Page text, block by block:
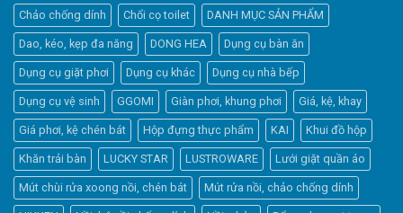
Chảo chống dính Chổi cọ toilet DANH MỤC SẢN PHẨM
Dao, kéo, kẹp đa năng DONG HEA Dụng cụ bàn ăn
Dụng cụ giặt phơi Dụng cụ khác Dụng cụ nhà bếp
Dụng cụ vệ sinh GGOMI Giàn phơi, khung phơi Giá, kệ, khay
Giá phơi, kệ chén bát Hộp đựng thực phẩm KAI Khui đồ hộp
Khăn trải bàn LUCKY STAR LUSTROWARE Lưới giặt quần áo
Mút chùi rửa xoong nồi, chén bát Mút rửa nồi, chảo chống dính
Elfsight
Typically replies within a day